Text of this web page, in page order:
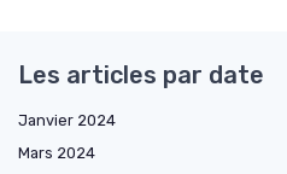
Les articles par date
Janvier 2024
Mars 2024